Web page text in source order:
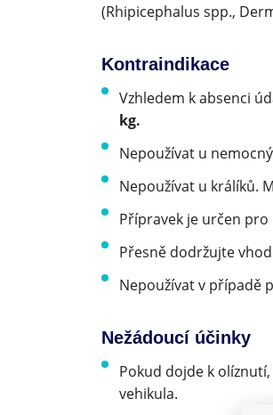
(Rhipicephalus spp.,
Kontraindikace
Vzhledem k absenci
kg.
Nepoužívat u
Nepoužívat u králíků.
Přípravek je určen
Přesně dodržujte
Nepoužívat v případě
Nežádoucí účinky
Pokud dojde k
vehikula.